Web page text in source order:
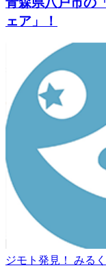
ェア」！
ジモト発見！ みる